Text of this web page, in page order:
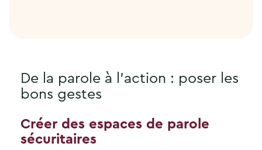
De la parole à l’action : poser les
bons gestes
Créer des espaces de parole
sécuritaires